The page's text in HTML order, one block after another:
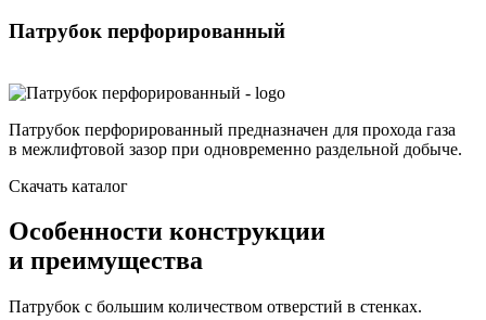
Патрубок перфорированный
Патрубок перфорированный предназначен для прохода газа
в межлифтовой зазор при одновременно раздельной добыче.
Скачать каталог
Особенности конструкции
и преимущества
Патрубок с большим количеством отверстий в стенках.